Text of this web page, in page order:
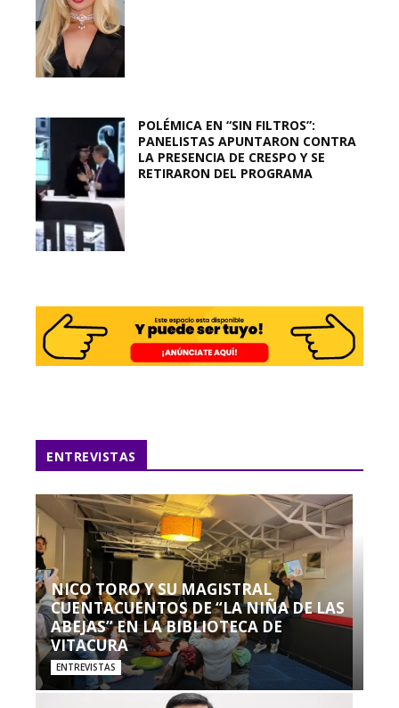
POLÉMICA EN “SIN FILTROS”:
PANELISTAS APUNTARON CONTRA
LA PRESENCIA DE CRESPO Y SE
RETIRARON DEL PROGRAMA
ENTREVISTAS
NICO TORO Y SU MAGISTRAL
CUENTACUENTOS DE “LA NIÑA DE LAS
ABEJAS” EN LA BIBLIOTECA DE
VITACURA
ENTREVISTAS